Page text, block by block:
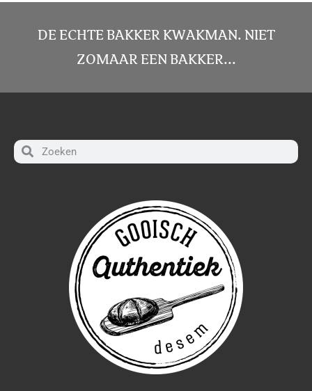
DE ECHTE BAKKER KWAKMAN. NIET
ZOMAAR EEN BAKKER...